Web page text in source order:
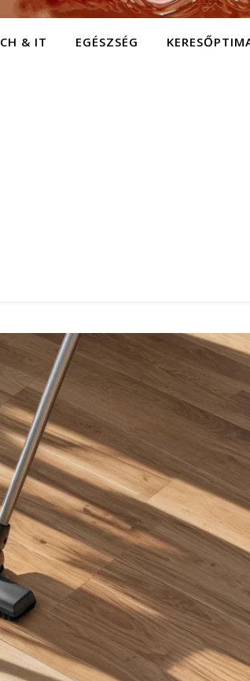
& IT EGÉSZSÉG